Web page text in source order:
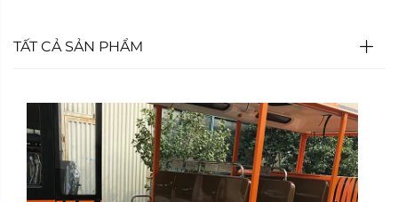
TẤT CẢ SẢN PHẨM